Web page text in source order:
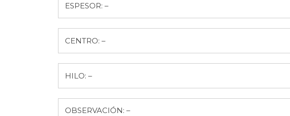
ESPESOR: –
CENTRO: –
HILO: –
OBSERVACIÓN: –